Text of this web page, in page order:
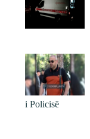
i Policisë